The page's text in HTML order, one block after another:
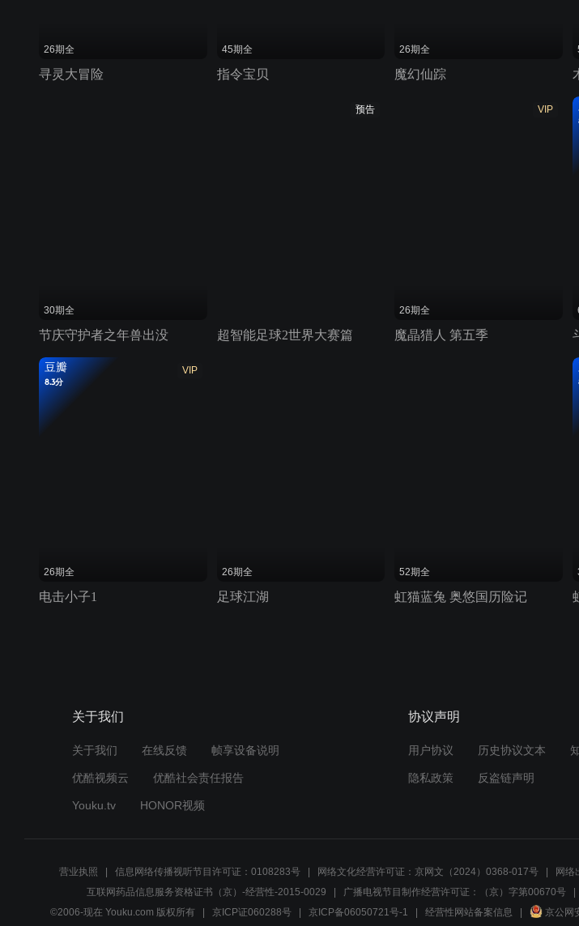
26期全
寻灵大冒险
45期全
指令宝贝
26期全
魔幻仙踪
30期全
节庆守护者之年兽出没
预告
超智能足球2世界大赛篇
VIP
26期全
魔晶猎人 第五季
VIP
豆瓣
8.3分
26期全
电击小子1
26期全
足球江湖
52期全
虹猫蓝兔 奥悠国历险记
关于我们
关于我们 在线反馈 帧享设备说明
优酷视频云 优酷社会责任报告
Youku.tv HONOR视频
协议声明
用户协议 历史协议文本
隐私政策 反盗链声明
营业执照 信息网络传播视听节目许可证：0108283号 网络文化经营许可证：京网文（2024）0368-017号 网络
互联网药品信息服务资格证书（京）-经营性-2015-0029
广播电视节目制作经营许可证：（京）字第00670号
©2006-现在 Youku.com 版权所有
京ICP证060288号 京ICP备06050721号-1 经营性网站备案信息 京公网